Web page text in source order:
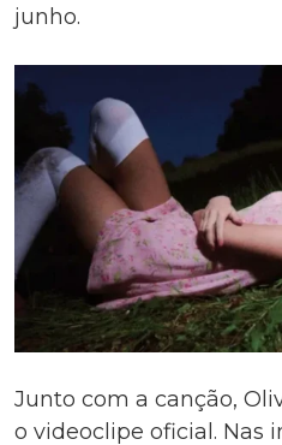
junho.
Junto com a canção,
o videoclipe oficial. Nas